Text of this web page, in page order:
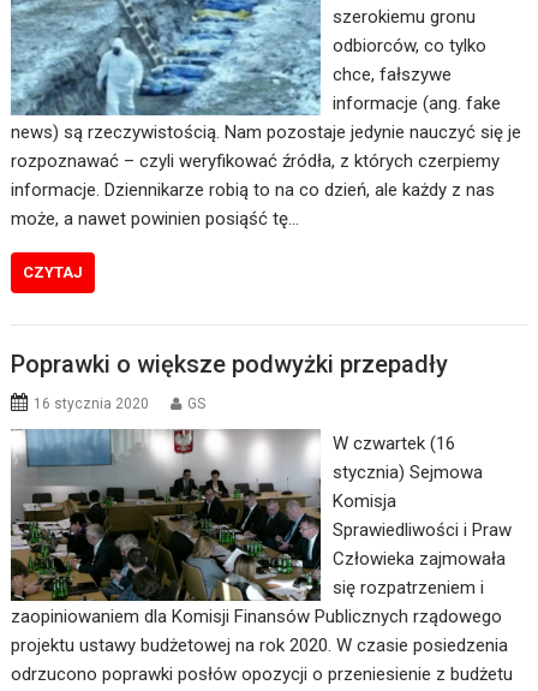
szerokiemu gronu
odbiorców, co tylko
chce, fałszywe
informacje (ang. fake
news) są rzeczywistością. Nam pozostaje jedynie nauczyć się je
rozpoznawać – czyli weryfikować źródła, z których czerpiemy
informacje. Dziennikarze robią to na co dzień, ale każdy z nas
może, a nawet powinien posiąść tę…
CZYTAJ
Poprawki o większe podwyżki przepadły
16 stycznia 2020 GS
W czwartek (16
stycznia) Sejmowa
Komisja
Sprawiedliwości i Praw
Człowieka zajmowała
się rozpatrzeniem i
zaopiniowaniem dla Komisji Finansów Publicznych rządowego
projektu ustawy budżetowej na rok 2020. W czasie posiedzenia
odrzucono poprawki posłów opozycji o przeniesienie z budżetu